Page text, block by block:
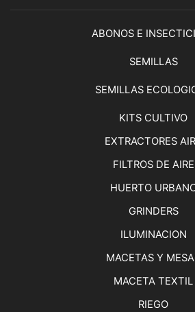
ABONOS E
SEMILLAS
SEMILLAS
KITS CULTIVO
EXTRACTORES
FILTROS DE AIRE
HUERTO
GRINDERS
ILUMINACION
MACETAS Y
MACETA TEXTIL
RIEGO